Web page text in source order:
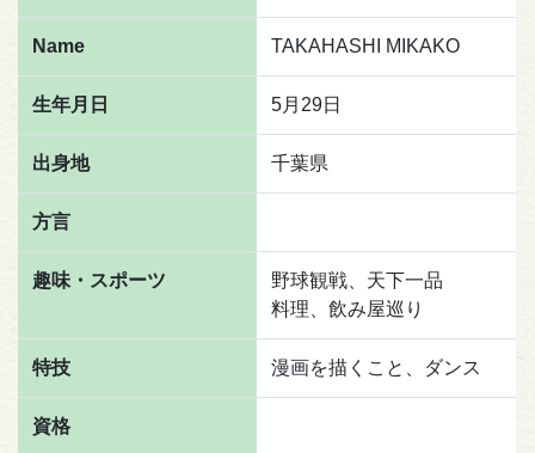
Name TAKAHASHI MIKAKO
生年月日 5月29日
出身地 千葉県
方言
趣味・スポーツ
野球観戦、天下一品
料理、飲み屋巡り
特技 漫画を描くこと、ダンス
資格